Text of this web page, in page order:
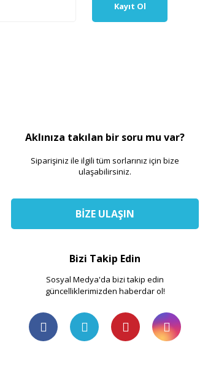
Kayıt Ol
Aklınıza takılan bir soru mu var?
Siparişiniz ile ilgili tüm sorlarınız için bize
ulaşabilirsiniz.
BİZE ULAŞIN
Bizi Takip Edin
Sosyal Medya'da bizi takip edin
güncelliklerimizden haberdar ol!